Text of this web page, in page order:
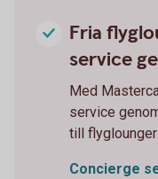
Fria
service
Med
service
till
Concierge